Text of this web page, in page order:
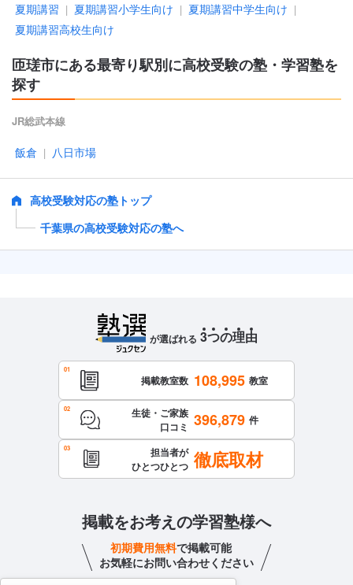
夏期講習 | 夏期講習小学生向け | 夏期講習中学生向け |
夏期講習高校生向け
匝瑳市にある最寄り駅別に高校受験の塾・学習塾を
探す
JR総武本線
飯倉 | 八日市場
高校受験対応の塾トップ
千葉県の高校受験対応の塾へ
が選ばれる 3つの理由
掲載教室数 108,995 教室
生徒・ご家族
口コミ 396,879 件
担当者が
ひとつひとつ 徹底取材
掲載をお考えの学習塾様へ
初期費用無料で掲載可能
お気軽にお問い合わせください